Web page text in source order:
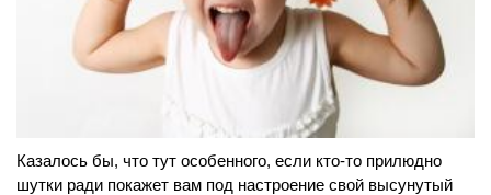
Казалось бы, что тут особенного, если кто-то прилюдно
шутки ради покажет вам под настроение свой высунутый